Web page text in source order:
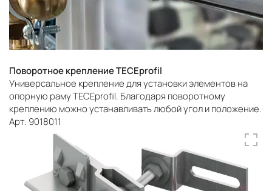
Поворотное крепление TECEprofil
Универсальное крепление для установки элементов на
опорную раму TECEprofil. Благодаря поворотному
креплению можно устанавливать любой угол и положение.
Арт. 9018011